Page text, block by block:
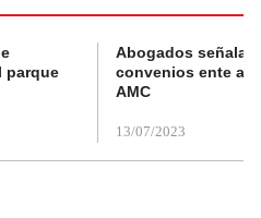
parque
Abogados
convenios ente
AMC
13/07/2023